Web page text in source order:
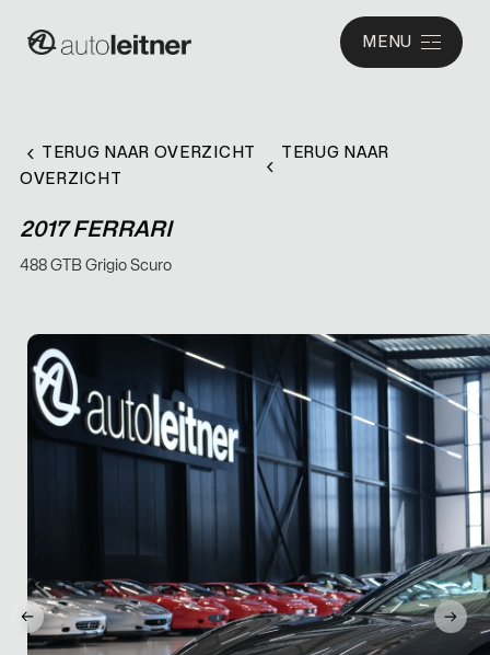
MENU
TERUG NAAR OVERZICHT
TERUG NAAR
OVERZICHT
2017 FERRARI
488 GTB Grigio Scuro